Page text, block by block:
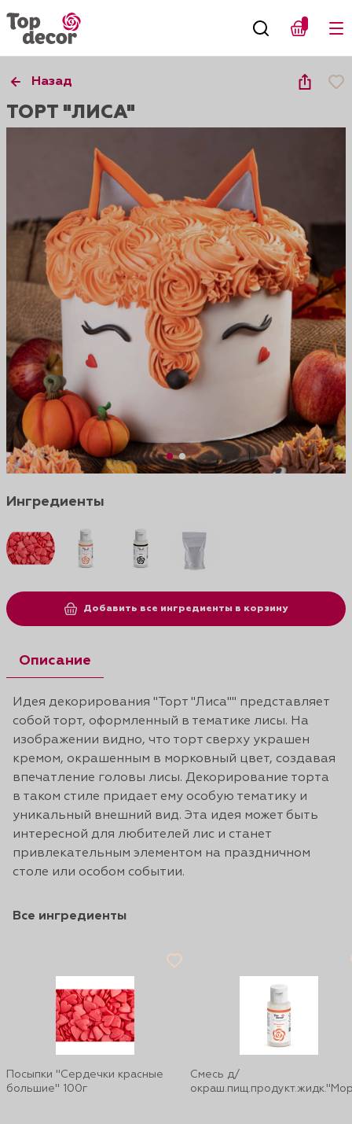
Назад
ТОРТ "ЛИСА"
Ингредиенты
Добавить все ингредиенты в корзину
Описание
Идея декорирования "Торт "Лиса"" представляет
собой торт, оформленный в тематике лисы. На
изображении видно, что торт сверху украшен
кремом, окрашенным в морковный цвет, создавая
впечатление головы лисы. Декорирование торта
в таком стиле придает ему особую тематику и
уникальный внешний вид. Эта идея может быть
интересной для любителей лис и станет
привлекательным элементом на праздничном
столе или особом событии.
Все ингредиенты
Посыпки "Сердечки красные
большие" 100г
Смесь д/